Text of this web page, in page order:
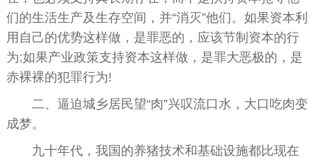
们的生活生产及生存空间，并“消灭”他们。如果资本利
用自己的优势这样做，是罪恶的，应该节制资本的行
为;如果产业政策支持资本这样做，是罪大恶极的，是
赤裸裸的犯罪行为!
二、逼迫城乡居民望“肉”兴叹流口水，大口吃肉变
成梦。
九十年代，我国的养猪技术和基础设施都比现在